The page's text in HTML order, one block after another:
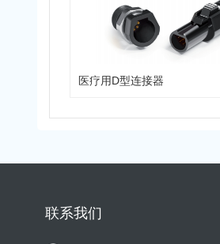
医疗用D型连接器
联系我们